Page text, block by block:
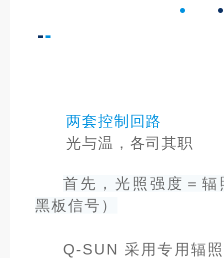
两套控制回路
光与温，各司其职
首先，光照强度＝
黑板信号）
Q-SUN 采用专用 辐